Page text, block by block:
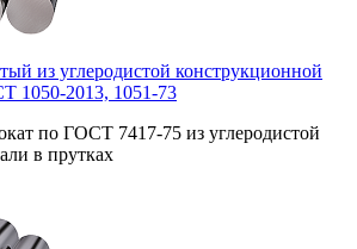
из углеродистой конструкционной
1050-2013, 1051-73
по ГОСТ 7417-75 из углеродистой
в прутках